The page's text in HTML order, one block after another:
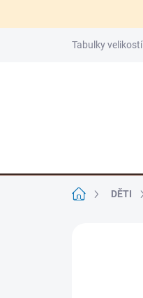
Tabulky velikostí
Domů DĚTI